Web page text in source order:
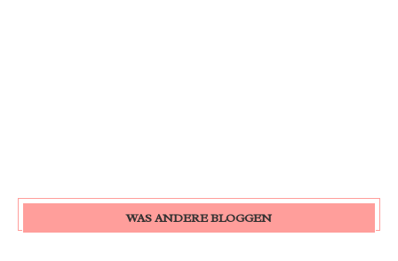
WAS ANDERE BLOGGEN